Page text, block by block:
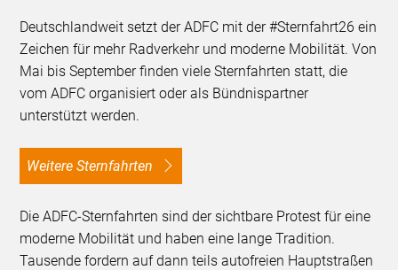
Deutschlandweit setzt der ADFC mit der #Sternfahrt26 ein
Zeichen für mehr Radverkehr und moderne Mobilität. Von
Mai bis September finden viele Sternfahrten statt, die
vom ADFC organisiert oder als Bündnispartner
unterstützt werden.
Weitere Sternfahrten
Die ADFC-Sternfahrten sind der sichtbare Protest für eine
moderne Mobilität und haben eine lange Tradition.
Tausende fordern auf dann teils autofreien Hauptstraßen